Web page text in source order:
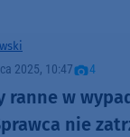
2025, 10:47 4
ranne w
nie